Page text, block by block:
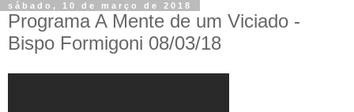
sábado, 10 de março de 2018
Programa A Mente de um Viciado -
Bispo Formigoni 08/03/18